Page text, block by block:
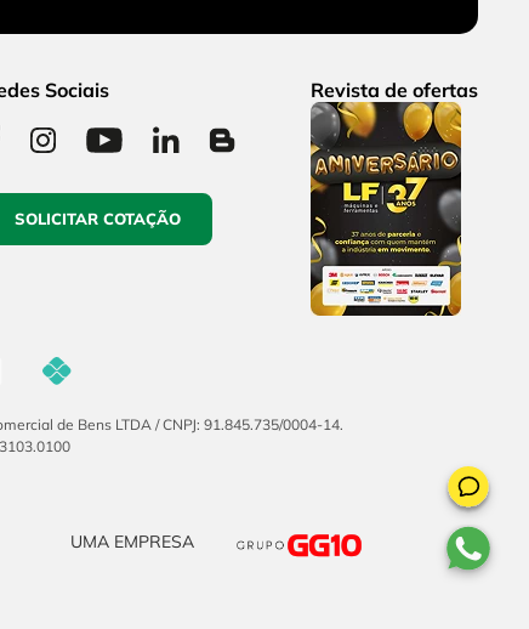
Sociais
SOLICITAR COTAÇÃO
Revista de ofertas
de Bens LTDA / CNPJ: 91.845.735/0004-14.
UMA EMPRESA